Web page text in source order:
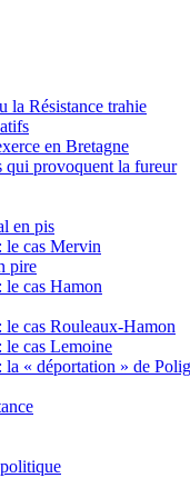
la Résistance trahie
en Bretagne
qui provoquent la fureur
en pis
le cas Mervin
pire
le cas Hamon
le cas Rouleaux-Hamon
le cas Lemoine
la « déportation » de